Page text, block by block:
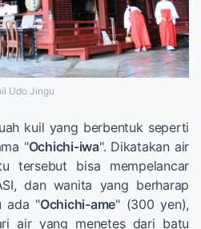
Udo Jingu
kuil yang berbentuk seperti
"Ochichi-iwa". Dikatakan air
tersebut bisa mempelancar
dan wanita yang berharap
ada "Ochichi-ame" (300 yen),
air yang menetes dari batu